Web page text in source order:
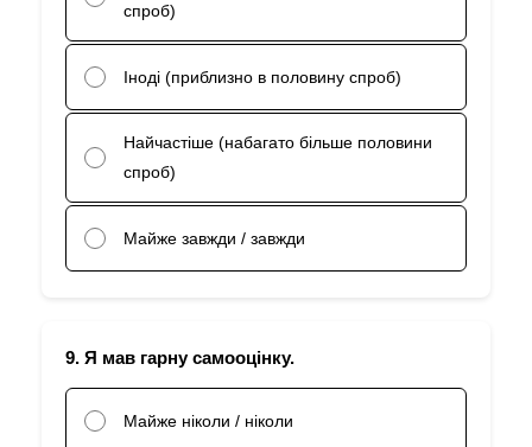
спроб)
Іноді (приблизно в половину спроб)
Найчастіше (набагато більше половини
спроб)
Майже завжди / завжди
9. Я мав гарну самооцінку.
Майже ніколи / ніколи